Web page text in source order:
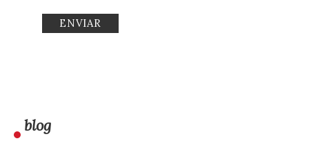
blog